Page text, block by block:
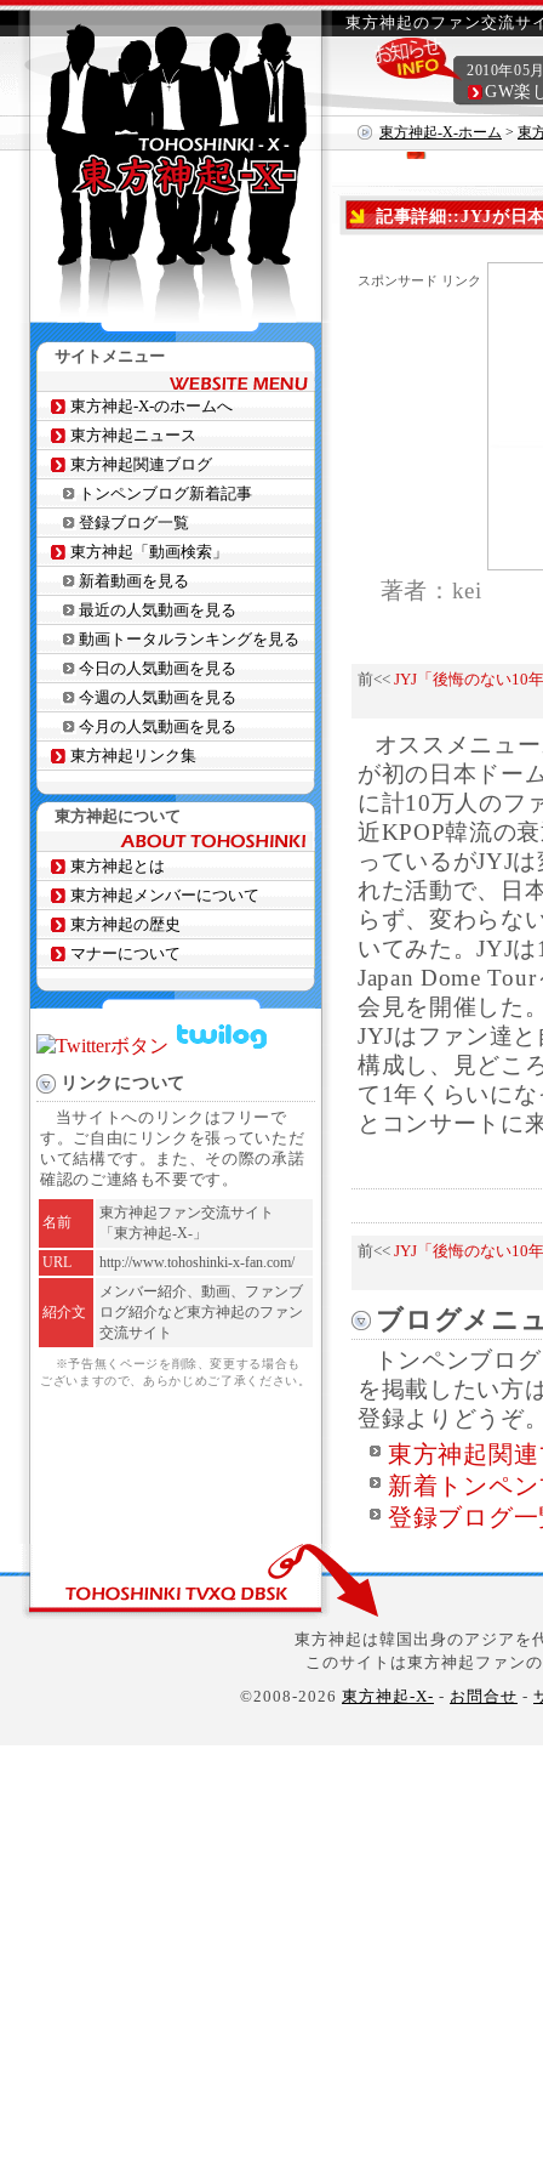
東方神起のファン交流サ
東方神起-X-ホーム > 東
ップと”いつもありがとう”
2010年05
GW楽
記事詳細::JYJが日
りがとう”という言葉に
スポンサード リンク
著者：kei
前<< JYJ「後悔のない10
オススメニュ
が初の日本ドー
に計10万人のフ
近KPOP韓流の
っているがJYJ
れた活動で、日
らず、変わらな
いてみた。JYJ
Japan Dome
会見を開催した
JYJはファン達
構成し、見どこ
て1年くらいに
とコンサートに
前<< JYJ「後悔のない10
ブログメニ
トンペンブロ
を掲載したい方
登録よりどうぞ
東方神起関
新着トンペ
登録ブログ
サイトメニュー
東方神起-X-のホームへ
東方神起ニュース
東方神起関連ブログ
トンペンブログ新着記事
登録ブログ一覧
東方神起「動画検索」
新着動画を見る
最近の人気動画を見る
動画トータルランキングを見る
今日の人気動画を見る
今週の人気動画を見る
今月の人気動画を見る
東方神起リンク集
東方神起について
東方神起とは
東方神起メンバーについて
東方神起の歴史
マナーについて
リンクについて
当サイトへのリンクはフリーで
す。ご自由にリンクを張っていただ
いて結構です。また、その際の承諾
確認のご連絡も不要です。
名前
東方神起ファン交流サイト
「東方神起-X-」
URL
http://www.tohoshinki-x-fan.com/
紹介文
メンバー紹介、動画、ファンブ
ログ紹介など東方神起のファン
交流サイト
※予告無くページを削除、変更する場合も
ございますので、あらかじめご了承ください。
東方神起は韓国出身のアジアを
このサイトは東方神起ファン
©2008-2026 東方神起-X- - お問合せ -